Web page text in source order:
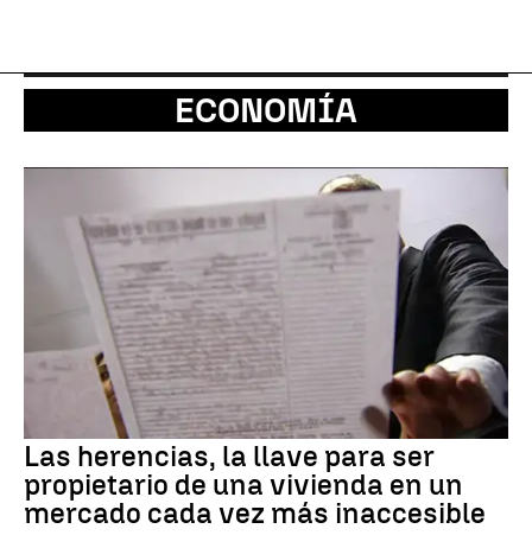
ECONOMÍA
Las herencias, la llave para ser
propietario de una vivienda en un
mercado cada vez más inaccesible